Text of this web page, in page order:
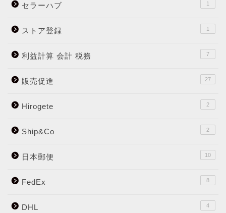
セラーハブ 1
ストア登録 1
利益計算 会計 税務 7
販売促進 27
Hirogete 2
Ship&Co 2
日本郵便 10
FedEx 8
DHL 4